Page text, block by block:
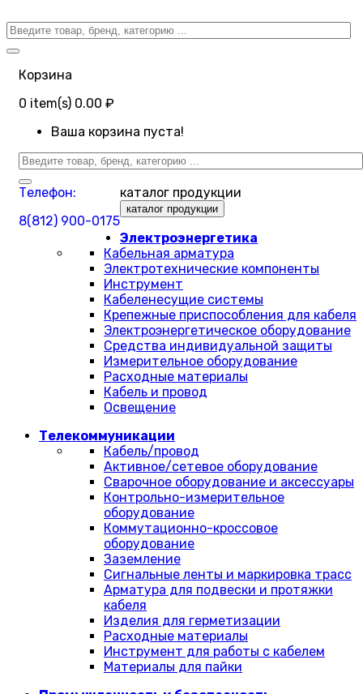
Корзина
0 item(s) 0.00 ₽
Ваша корзина пуста!
Телефон:
8(812) 900-0175
каталог продукции
каталог продукции
Электроэнергетика
Кабельная арматура
Электротехнические компоненты
Инструмент
Кабеленесущие системы
Крепежные приспособления для кабеля
Электроэнергетическое оборудование
Средства индивидуальной защиты
Измерительное оборудование
Расходные материалы
Кабель и провод
Освещение
Телекоммуникации
Кабель/провод
Активное/сетевое оборудование
Сварочное оборудование и аксессуары
Контрольно-измерительное
оборудование
Коммутационно-кроссовое
оборудование
Заземление
Сигнальные ленты и маркировка трасс
Арматура для подвески и протяжки
кабеля
Изделия для герметизации
Расходные материалы
Инструмент для работы с кабелем
Материалы для пайки